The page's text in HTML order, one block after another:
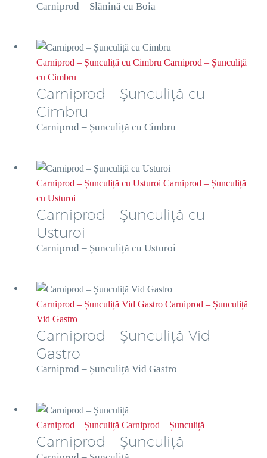
Carniprod – Slănină cu Boia
Carniprod – Șunculiță cu Cimbru Carniprod – Șunculiță
cu Cimbru
Carniprod – Șunculiță cu
Cimbru
Carniprod – Șunculiță cu Cimbru
Carniprod – Șunculiță cu Usturoi Carniprod – Șunculiță
cu Usturoi
Carniprod – Șunculiță cu
Usturoi
Carniprod – Șunculiță cu Usturoi
Carniprod – Șunculiță Vid Gastro Carniprod – Șunculiță
Vid Gastro
Carniprod – Șunculiță Vid
Gastro
Carniprod – Șunculiță Vid Gastro
Carniprod – Șunculiță Carniprod – Șunculiță
Carniprod – Șunculiță